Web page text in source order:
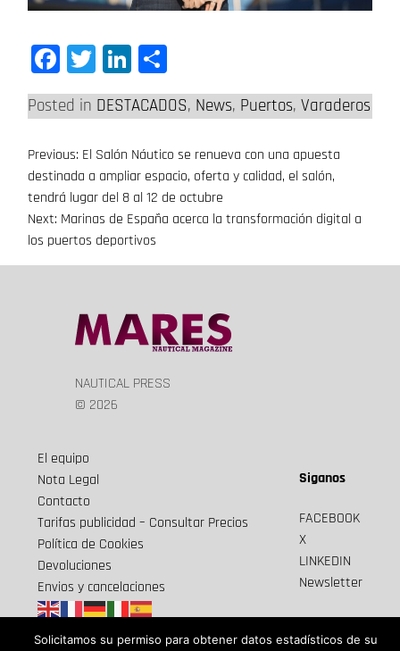
Facebook
TwitterLinkedIn
Posted in DESTACADOS, News, Puertos, Varaderos
Navegación
de
entradas
Previous: El Salón Náutico se renueva con una apuesta
destinada a ampliar espacio, oferta y calidad, el salón,
tendrá lugar del 8 al 12 de octubre
Next: Marinas de España acerca la transformación digital a
los puertos deportivos
NAUTICAL PRESS
© 2026
El equipo
Nota Legal
Contacto
Tarifas publicidad – Consultar Precios
Política de Cookies
Devoluciones
Envios y cancelaciones
Siganos
FACEBOOK
X
LINKEDIN
Newsletter
Solicitamos su permiso para obtener datos estadísticos de su